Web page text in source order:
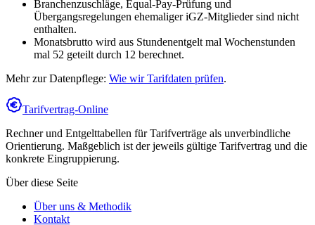
Branchenzuschläge, Equal-Pay-Prüfung und
Übergangsregelungen ehemaliger iGZ-Mitglieder sind nicht
enthalten.
Monatsbrutto wird aus Stundenentgelt mal Wochenstunden
mal 52 geteilt durch 12 berechnet.
Mehr zur Datenpflege: Wie wir Tarifdaten prüfen.
Tarifvertrag-Online
Rechner und Entgelttabellen für Tarifverträge als unverbindliche
Orientierung. Maßgeblich ist der jeweils gültige Tarifvertrag und die
konkrete Eingruppierung.
Über diese Seite
Über uns & Methodik
Kontakt